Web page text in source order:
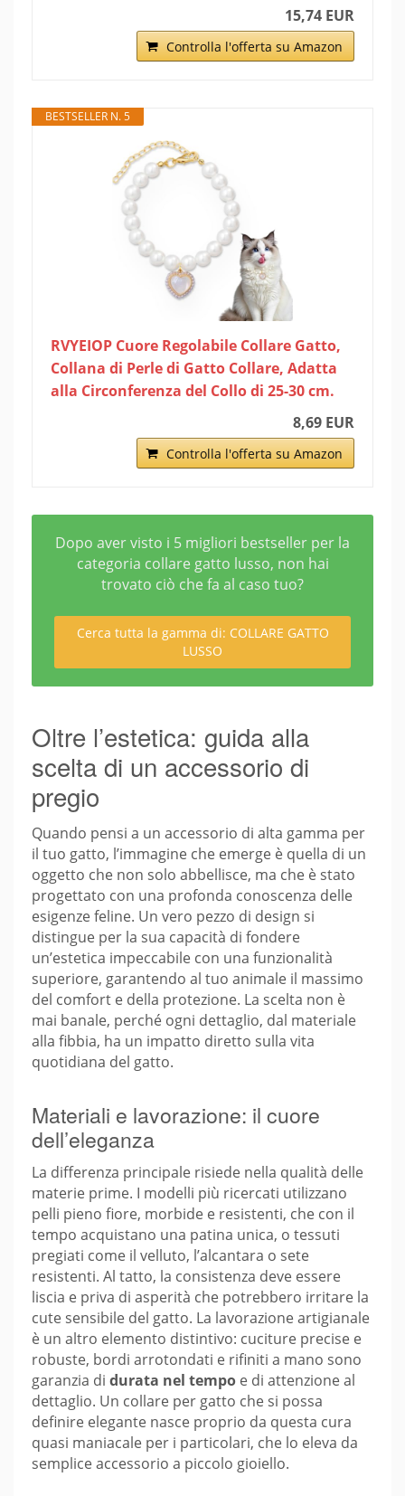
15,74 EUR
Controlla l'offerta su Amazon
BESTSELLER N. 5
RVYEIOP Cuore Regolabile Collare Gatto,
Collana di Perle di Gatto Collare, Adatta
alla Circonferenza del Collo di 25-30 cm.
8,69 EUR
Controlla l'offerta su Amazon
Dopo aver visto i 5 migliori bestseller per la
categoria collare gatto lusso, non hai
trovato ciò che fa al caso tuo?
Cerca tutta la gamma di: COLLARE GATTO
LUSSO
Oltre l’estetica: guida alla
scelta di un accessorio di
pregio
Quando pensi a un accessorio di alta gamma per
il tuo gatto, l’immagine che emerge è quella di un
oggetto che non solo abbellisce, ma che è stato
progettato con una profonda conoscenza delle
esigenze feline. Un vero pezzo di design si
distingue per la sua capacità di fondere
un’estetica impeccabile con una funzionalità
superiore, garantendo al tuo animale il massimo
del comfort e della protezione. La scelta non è
mai banale, perché ogni dettaglio, dal materiale
alla fibbia, ha un impatto diretto sulla vita
quotidiana del gatto.
Materiali e lavorazione: il cuore
dell’eleganza
La differenza principale risiede nella qualità delle
materie prime. I modelli più ricercati utilizzano
pelli pieno fiore, morbide e resistenti, che con il
tempo acquistano una patina unica, o tessuti
pregiati come il velluto, l’alcantara o sete
resistenti. Al tatto, la consistenza deve essere
liscia e priva di asperità che potrebbero irritare la
cute sensibile del gatto. La lavorazione artigianale
è un altro elemento distintivo: cuciture precise e
robuste, bordi arrotondati e rifiniti a mano sono
garanzia di durata nel tempo e di attenzione al
dettaglio. Un collare per gatto che si possa
definire elegante nasce proprio da questa cura
quasi maniacale per i particolari, che lo eleva da
semplice accessorio a piccolo gioiello.